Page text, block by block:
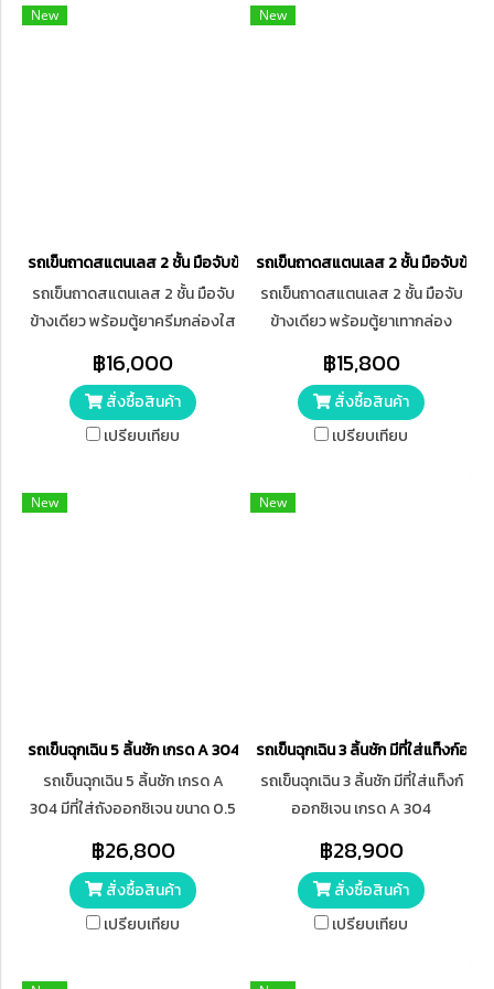
New
รถเข็นถาดสแตนเลส 2 ชั้น มือจับข้างเดียว ST2SCBCN
รถเข็นถาดสแตนเลส 2 ชั้น มือจับ
ข้างเดียว พร้อมตู้ยาครีมกล่องใส
฿16,000
สั่งซื้อสินค้า
เปรียบเทียบ
New
รถเข็นถาดสแตนเลส 2 ชั้น มือจับข้างเ
รถเข็นถาดสแตนเลส 2 ชั้น มือจับ
ข้างเดียว พร้อมตู้ยาเทากล่อง
฿15,800
สั่งซื้อสินค้า
เปรียบเทียบ
New
รถเข็นฉุกเฉิน 5 ลิ้นชัก เกรด A 304
รถเข็นฉุกเฉิน 5 ลิ้นชัก เกรด A
304 มีที่ใส่ถังออกซิเจน ขนาด 0.5
คิว (เส้นผ่านศูนย์กลาง 4 นิ้ว)
฿26,800
สั่งซื้อสินค้า
เปรียบเทียบ
New
รถเข็นฉุกเฉิน 3 ลิ้นชัก มีที่ใส่แท็งก์ออก
รถเข็นฉุกเฉิน 3 ลิ้นชัก มีที่ใส่แท็งก์
ออกซิเจน เกรด A 304
โครงสร้างทำด้วยสแตนเลส มี
ยางกันชนรอบตัวรถเข็น
฿28,900
สั่งซื้อสินค้า
เปรียบเทียบ